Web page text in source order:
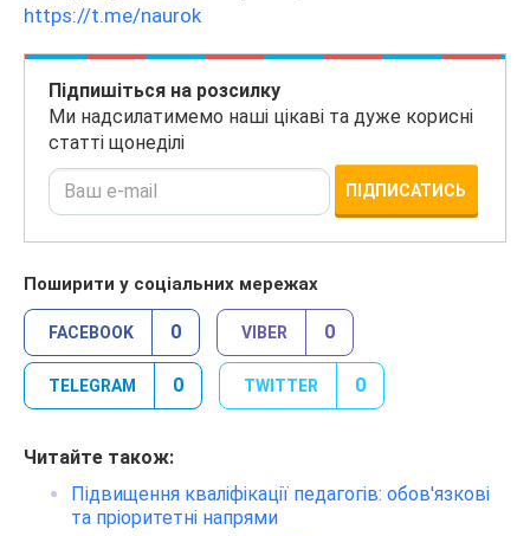
https://t.me/naurok
Підпишіться на розсилку
Ми надсилатимемо наші цікаві та дуже корисні
статті щонеділі
ПІДПИСАТИСЬ
Поширити у соціальних мережах
FACEBOOK 0 VIBER 0
TELEGRAM 0 TWITTER 0
Читайте також:
Підвищення кваліфікації педагогів: обов'язкові
та пріоритетні напрями